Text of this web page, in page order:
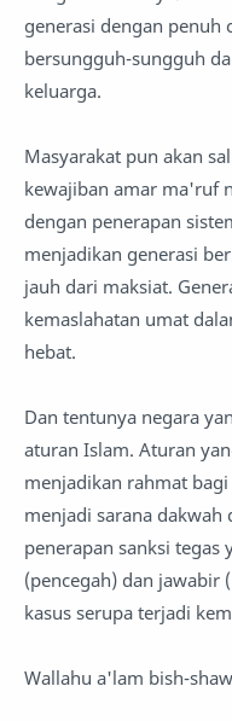
generasi dengan penuh
bersungguh-sungguh
keluarga.
Masyarakat pun akan
kewajiban amar ma'ruf
dengan penerapan
menjadikan generasi
jauh dari maksiat.
kemaslahatan umat
hebat.
Dan tentunya negara
aturan Islam. Aturan
menjadikan rahmat
menjadi sarana dakwah
penerapan sanksi tegas
(pencegah) dan jawabir
kasus serupa terjadi
Wallahu a'lam bish-